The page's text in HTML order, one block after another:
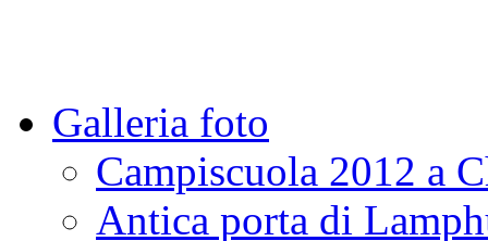
Galleria foto
Campiscuola 2012 a
Antica porta di